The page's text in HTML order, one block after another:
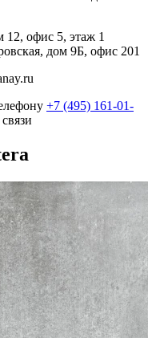
12, офис 5, этаж 1
дом 9Б, офис 201
+7 (495) 161-01-